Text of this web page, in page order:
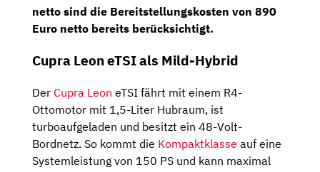
netto sind die Bereitstellungskosten von 890
Euro netto bereits berücksichtigt.
Cupra Leon eTSI als Mild-Hybrid
Der Cupra Leon eTSI fährt mit einem R4-
Ottomotor mit 1,5-Liter Hubraum, ist
turboaufgeladen und besitzt ein 48-Volt-
Bordnetz. So kommt die Kompaktklasse auf eine
Systemleistung von 150 PS und kann maximal